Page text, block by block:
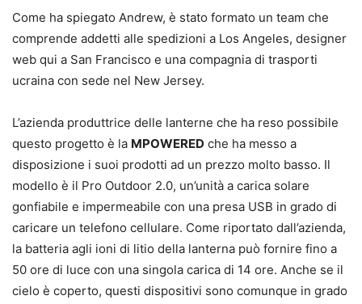
Come ha spiegato Andrew, è stato formato un team che
comprende addetti alle spedizioni a Los Angeles, designer
web qui a San Francisco e una compagnia di trasporti
ucraina con sede nel New Jersey.
L’azienda produttrice delle lanterne che ha reso possibile
questo progetto è la MPOWERED che ha messo a
disposizione i suoi prodotti ad un prezzo molto basso. Il
modello è il Pro Outdoor 2.0, un’unità a carica solare
gonfiabile e impermeabile con una presa USB in grado di
caricare un telefono cellulare. Come riportato dall’azienda,
la batteria agli ioni di litio della lanterna può fornire fino a
50 ore di luce con una singola carica di 14 ore. Anche se il
cielo è coperto, questi dispositivi sono comunque in grado